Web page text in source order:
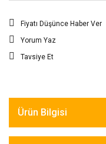
Fiyatı Düşünce Haber Ver
Yorum Yaz
Tavsiye Et
Ürün Bilgisi